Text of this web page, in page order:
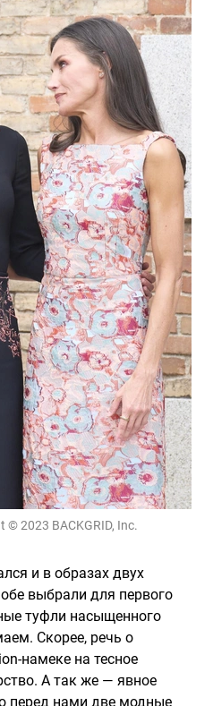
© 2023 BACKGRID, Inc.
и в образах двух
выбрали для первого
туфли насыщенного
Скорее, речь о
намеке на тесное
А так же — явное
перед нами две модные